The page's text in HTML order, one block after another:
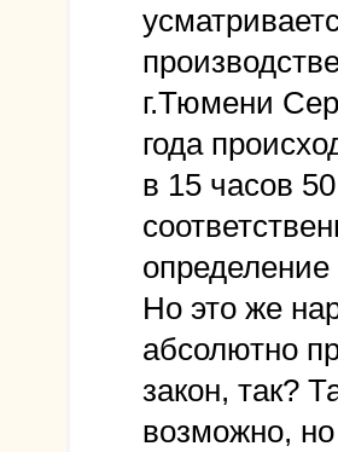
г.Тюмени
года
в 15 часов
Но это же
абсолютно
закон, так?
возможно,